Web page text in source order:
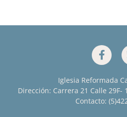
Iglesia Reformada
Dirección: Carrera 21 Calle
Contacto: